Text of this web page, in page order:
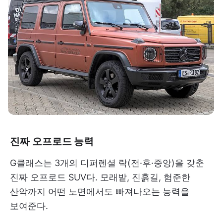
진짜 오프로드 능력
G클래스는 3개의 디퍼렌셜 락(전·후·중앙)을 갖춘
진짜 오프로드 SUV다. 모래밭, 진흙길, 험준한
산악까지 어떤 노면에서도 빠져나오는 능력을
보여준다.